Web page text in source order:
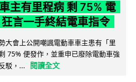
主有里程病 剩 75% 電
言一手終結電車指令
大會上公開嘲諷電動車車主患有「里
75% 便發作，並重申已廢除電動車強
駁，...
閱讀全文